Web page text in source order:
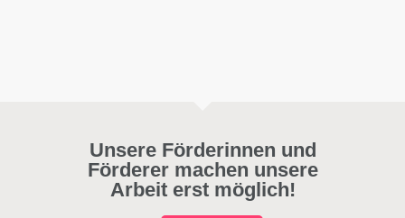
Unsere Förderinnen und
Förderer machen unsere
Arbeit erst möglich!